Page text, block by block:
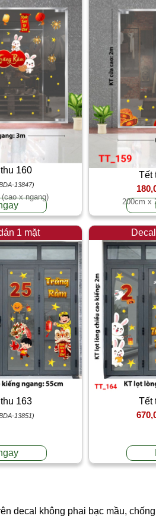
160
13847)
x ngang)
Tết
200cm x
1 mặt
163
13851)
Tết
decal không phai bạc mầu,